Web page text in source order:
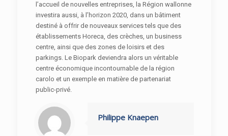
l’accueil de nouvelles entreprises, la Région wallonne
investira aussi, à l’horizon 2020, dans un bâtiment
destiné à offrir de nouveaux services tels que des
établissements Horeca, des crèches, un business
centre, ainsi que des zones de loisirs et des
parkings. Le Biopark deviendra alors un véritable
centre économique incontournable de la région
carolo et un exemple en matière de partenariat
public-privé.
Philippe Knaepen